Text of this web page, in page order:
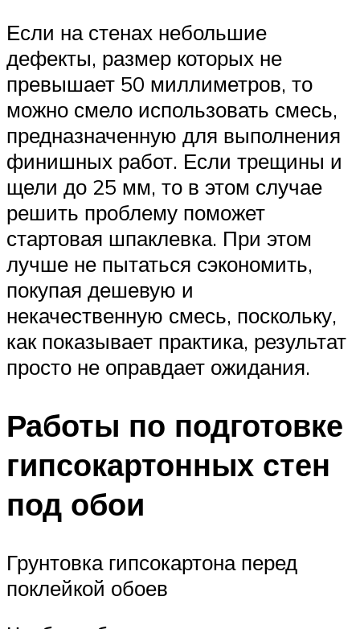
Если на стенах небольшие
дефекты, размер которых не
превышает 50 миллиметров, то
можно смело использовать смесь,
предназначенную для выполнения
финишных работ. Если трещины и
щели до 25 мм, то в этом случае
решить проблему поможет
стартовая шпаклевка. При этом
лучше не пытаться сэкономить,
покупая дешевую и
некачественную смесь, поскольку,
как показывает практика, результат
просто не оправдает ожидания.
Работы по подготовке
гипсокартонных стен
под обои
Грунтовка гипсокартона перед
поклейкой обоев